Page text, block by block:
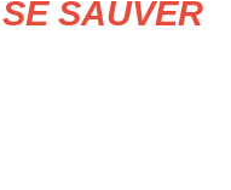
SAUVER